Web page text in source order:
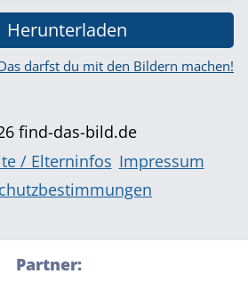
Herunterladen
darfst du mit den Bildern machen!
find-das-bild.de
/ Elterninfos Impressum
Partner: